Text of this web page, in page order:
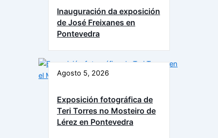
Inauguración da exposición
de José Freixanes en
Pontevedra
Agosto 5, 2026
Exposición fotográfica de
Teri Torres no Mosteiro de
Lérez en Pontevedra